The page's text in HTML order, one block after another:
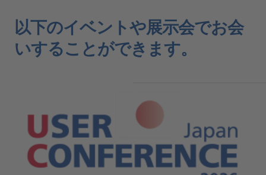
以下のイベントや展示会でお会
いすることができます。